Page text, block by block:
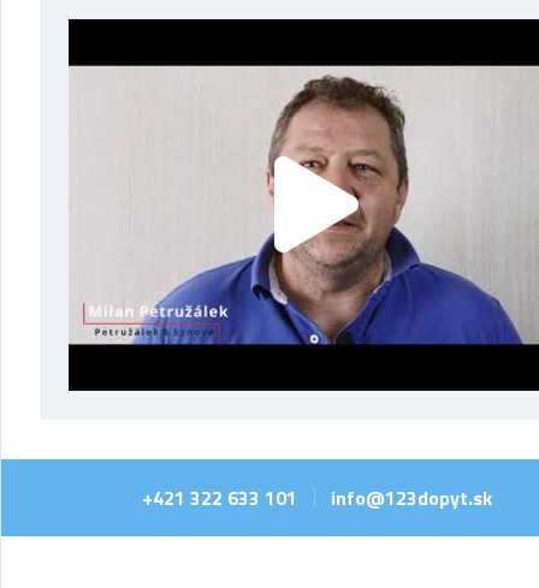
+421 322 633 101 info@123dopyt.sk